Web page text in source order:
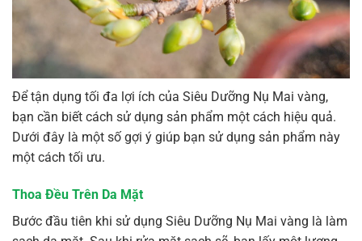
Để tận dụng tối đa lợi ích của Siêu Dưỡng Nụ Mai vàng,
bạn cần biết cách sử dụng sản phẩm một cách hiệu quả.
Dưới đây là một số gợi ý giúp bạn sử dụng sản phẩm này
một cách tối ưu.
Thoa Đều Trên Da Mặt
Bước đầu tiên khi sử dụng Siêu Dưỡng Nụ Mai vàng là làm